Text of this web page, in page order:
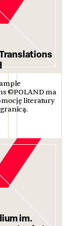
©POLAND ma
literatury
im.